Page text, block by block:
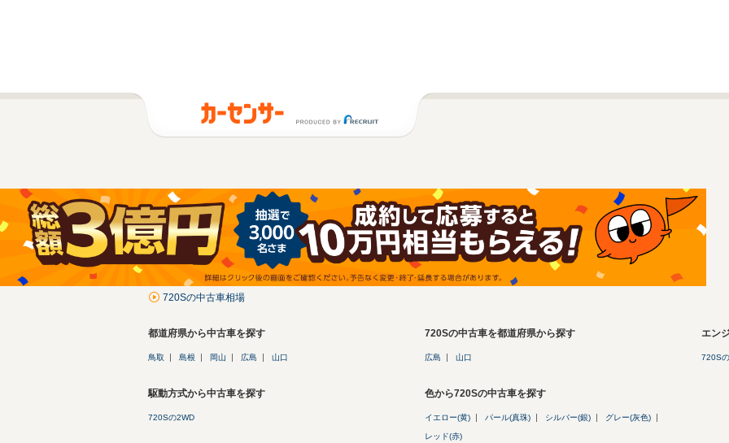
720Sの中古車相場
都道府県から中古車を探す
鳥取 島根 岡山 広島 山口
720Sの中古車を都道府県から探す
広島 山口
エン
720S
駆動方式から中古車を探す
720Sの2WD
色から720Sの中古車を探す
イエロー(黄) パール(真珠) シルバー(銀) グレー(灰色)
レッド(赤)